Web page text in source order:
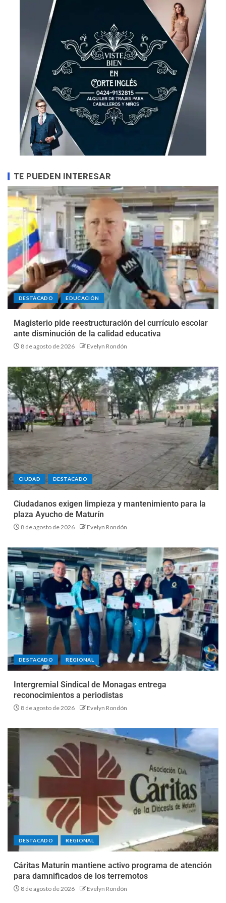
TE PUEDEN INTERESAR
DESTACADO EDUCACIÓN
Magisterio pide reestructuración del currículo escolar
ante disminución de la calidad educativa
8 de agosto de 2026 Evelyn Rondón
CIUDAD DESTACADO
Ciudadanos exigen limpieza y mantenimiento para la
plaza Ayucho de Maturín
8 de agosto de 2026 Evelyn Rondón
DESTACADO REGIONAL
Intergremial Sindical de Monagas entrega
reconocimientos a periodistas
8 de agosto de 2026 Evelyn Rondón
DESTACADO REGIONAL
Cáritas Maturín mantiene activo programa de atención
para damnificados de los terremotos
8 de agosto de 2026 Evelyn Rondón